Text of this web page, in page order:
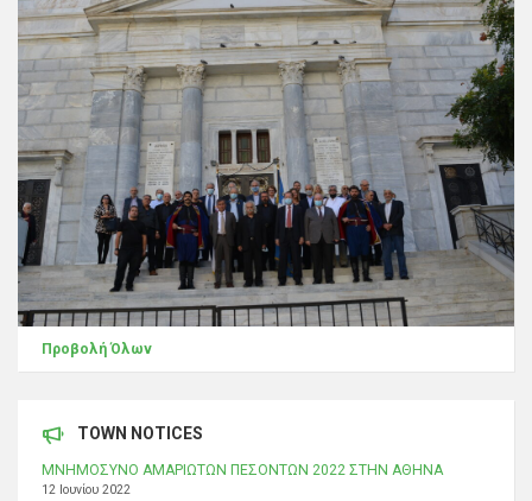
Προβολή Όλων
TOWN NOTICES
ΜΝΗΜΟΣΥΝΟ ΑΜΑΡΙΩΤΩΝ ΠΕΣΟΝΤΩΝ 2022 ΣΤΗΝ ΑΘΗΝΑ
12 Ιουνίου 2022